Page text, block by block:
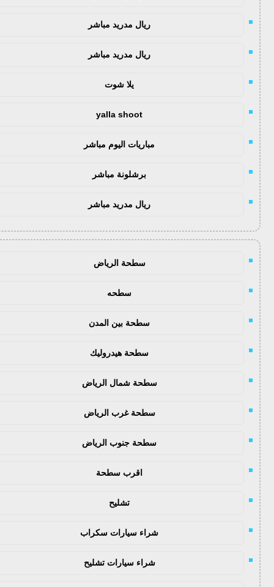
ريال مدريد مباشر
ريال مدريد مباشر
يلا شوت
yalla shoot
مباريات اليوم مباشر
برشلونة مباشر
ريال مدريد مباشر
سطحة الرياض
سطحه
سطحة بين المدن
سطحة هيدروليك
سطحة شمال الرياض
سطحة غرب الرياض
سطحة جنوب الرياض
اقرب سطحة
تشليح
شراء سيارات سكراب
شراء سيارات تشليح